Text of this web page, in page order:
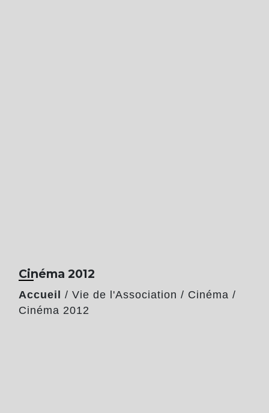
Cinéma 2012
Accueil / Vie de l'Association / Cinéma /
Cinéma 2012